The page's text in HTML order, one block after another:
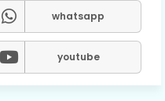
whatsapp
youtube